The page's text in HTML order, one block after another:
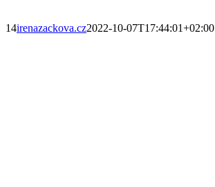
14irenazackova.cz2022-10-07T17:44:01+02:00